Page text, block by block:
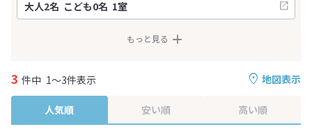
もっと見る
地図表示
3 件中 1～3件表示
人気順 安い順 高い順